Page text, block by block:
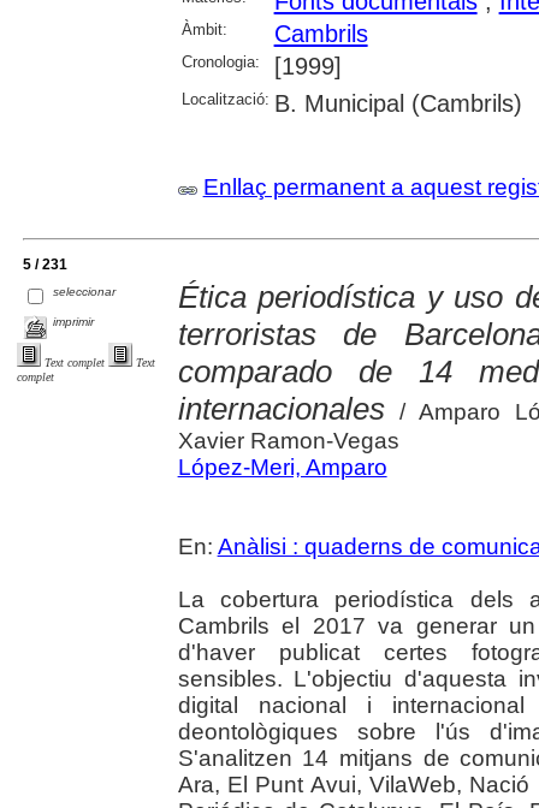
Àmbit: Cambrils
Cronologia: [1999]
Localització: B. Municipal (Cambrils)
Enllaç permanent a aquest
5 / 231
seleccionar
imprimir
Text complet
Text
complet
Ética periodística y uso
terroristas de
comparado de 14
internacionales/ Amparo
Xavier Ramon-Vegas
López-Meri, Amparo
En: Anàlisi : quaderns de
La cobertura periodística dels
Cambrils el 2017 va generar
d'haver publicat certes
sensibles. L'objectiu d'aquesta
digital nacional i
deontològiques sobre l'ús
S'analitzen 14 mitjans de
Ara, El Punt Avui, VilaWeb,